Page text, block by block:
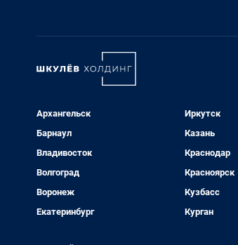
Архангельск
Барнаул
Владивосток
Волгоград
Воронеж
Екатеринбург
Иркутск
Казань
Краснодар
Красноярск
Кузбасс
Курган